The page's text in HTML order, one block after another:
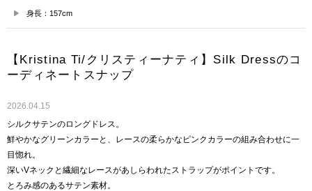
身長：157cm
【Kristina Ti/クリスティーナティ】Silk Dressのコ
ーディネートスナップ
2026.04.15
シルクサテンのロングドレス。
鮮やかなグリーンカラーと、レースの柔らかなピンクカラーの組み合わせに一
目惚れ。
深いVネックと繊細なレースがあしらわれたストラップがポイントです。
とろみ感のあるサテン素材。